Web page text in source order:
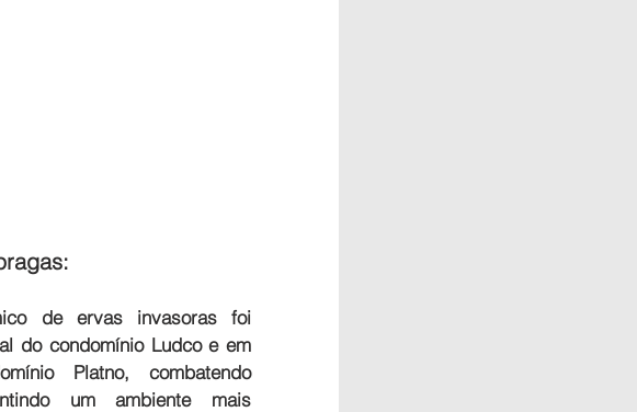
de ervas invasoras foi
do condomínio Ludco e em
Platno, combatendo
um ambiente mais